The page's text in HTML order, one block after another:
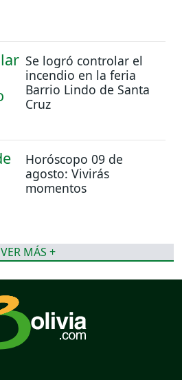
Se logró controlar el
incendio en la feria
Barrio Lindo de Santa
Cruz
Horóscopo 09 de
agosto: Vivirás
momentos
VER MÁS +